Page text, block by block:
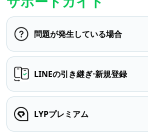
問題が発生している場合
LINEの引き継ぎ⋅新規登録
LYPプレミアム